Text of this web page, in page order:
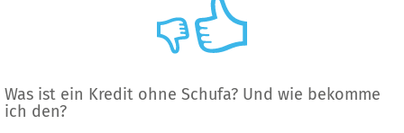
Was ist ein Kredit ohne Schufa? Und wie bekomme
ich den?